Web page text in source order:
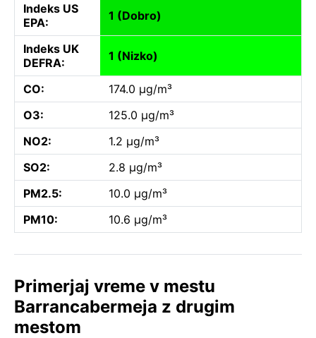
Indeks US
EPA:
1 (Dobro)
Indeks UK
DEFRA:
1 (Nizko)
CO:
174.0 µg/m³
O3:
125.0 µg/m³
NO2:
1.2 µg/m³
SO2:
2.8 µg/m³
PM2.5:
10.0 µg/m³
PM10:
10.6 µg/m³
Primerjaj vreme v mestu
Barrancabermeja z drugim
mestom